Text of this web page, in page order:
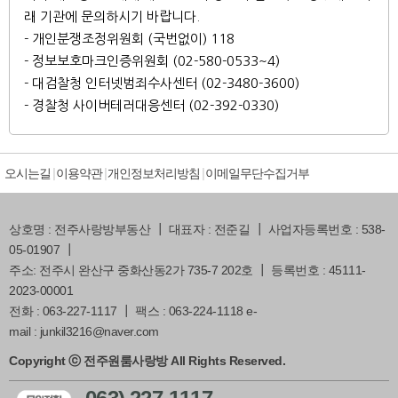
래 기관에 문의하시기 바랍니다.
- 개인분쟁조정위원회 (국번없이) 118
- 정보보호마크인증위원회 (02-580-0533~4)
- 대검찰청 인터넷범죄수사센터 (02-3480-3600)
- 경찰청 사이버테러대응센터 (02-392-0330)
오시는길 이용약관 개인정보처리방침 이메일무단수집거부
상호명 : 전주사랑방부동산 ┃ 대표자 : 전준길 ┃ 사업자등록번호 : 538-
05-01907 ┃
주소: 전주시 완산구 중화산동2가 735-7 202호 ┃ 등록번호 : 45111-
2023-00001
전화 : 063-227-1117 ┃ 팩스 : 063-224-1118 e-
mail : junkil3216@naver.com
Copyright ⓒ 전주원룸사랑방 All Rights Reserved.